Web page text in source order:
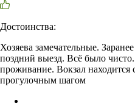
Достоинства:
Хозяева замечательные.
поздний выезд. Всё было
проживание. Вокзал находится
прогулочным шагом